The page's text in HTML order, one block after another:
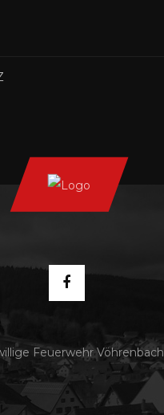
Feuerwehr Vöhrenbach